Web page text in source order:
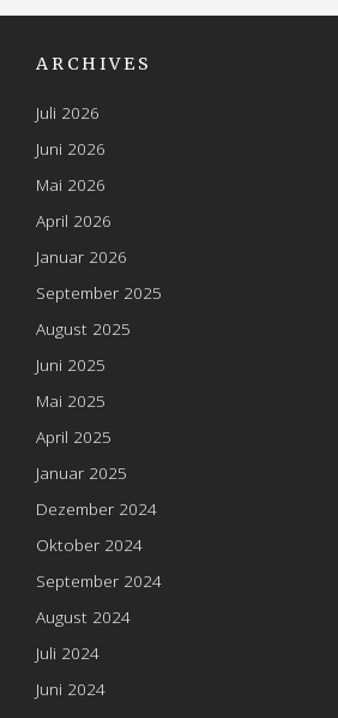
ARCHIVES
Juli 2026
Juni 2026
Mai 2026
April 2026
Januar 2026
September 2025
August 2025
Juni 2025
Mai 2025
April 2025
Januar 2025
Dezember 2024
Oktober 2024
September 2024
August 2024
Juli 2024
Juni 2024